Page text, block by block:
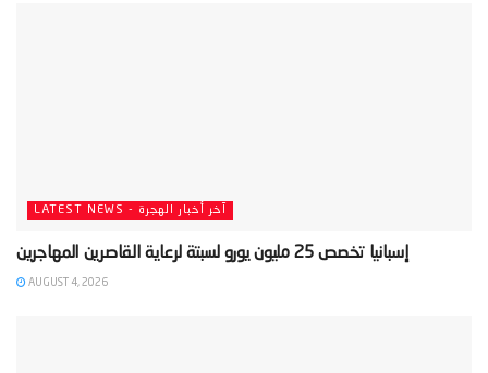
LATEST NEWS - آخر أخبار الهجرة
AUGUST 4, 2026